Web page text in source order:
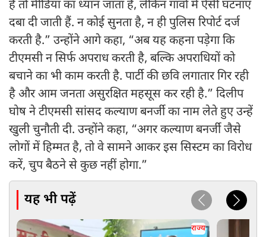
हैं तो मीडिया का ध्यान जाता है, लेकिन गांवों में ऐसी घटनाएं
दबा दी जाती हैं. न कोई सुनता है, न ही पुलिस रिपोर्ट दर्ज
करती है.” उन्होंने आगे कहा, “अब यह कहना पड़ेगा कि
टीएमसी न सिर्फ अपराध करती है, बल्कि अपराधियों को
बचाने का भी काम करती है. पार्टी की छवि लगातार गिर रही
है और आम जनता असुरक्षित महसूस कर रही है.” दिलीप
घोष ने टीएमसी सांसद कल्याण बनर्जी का नाम लेते हुए उन्हें
खुली चुनौती दी. उन्होंने कहा, “अगर कल्याण बनर्जी जैसे
लोगों में हिम्मत है, तो वे सामने आकर इस सिस्टम का विरोध
करें, चुप बैठने से कुछ नहीं होगा.”
यह भी पढ़ें
राज्य